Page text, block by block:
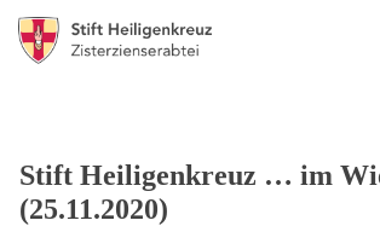
Stift Heiligenkreuz … im
(25.11.2020)